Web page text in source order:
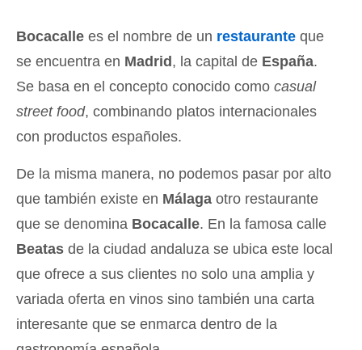
Bocacalle es el nombre de un restaurante que
se encuentra en Madrid , la capital de España.
Se basa en el concepto conocido como casual
street food, combinando platos internacionales
con productos españoles.
De la misma manera, no podemos pasar por alto
que también existe en Málaga otro restaurante
que se denomina Bocacalle. En la famosa calle
Beatas de la ciudad andaluza se ubica este local
que ofrece a sus clientes no solo una amplia y
variada oferta en vinos sino también una carta
interesante que se enmarca dentro de la